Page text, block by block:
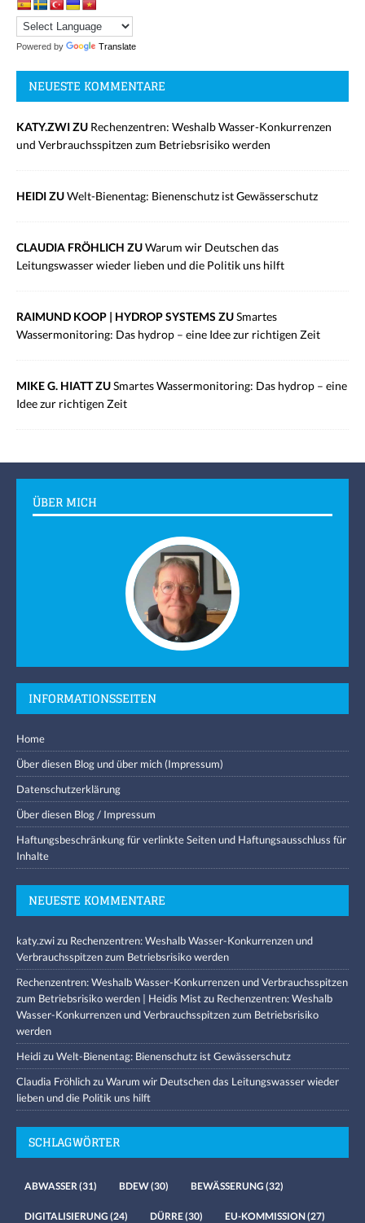
Powered by Translate
NEUESTE KOMMENTARE
KATY.ZWI ZU Rechenzentren: Weshalb Wasser-Konkurrenzen
und Verbrauchsspitzen zum Betriebsrisiko werden
HEIDI ZUWelt-Bienentag: Bienenschutz ist Gewässerschutz
CLAUDIA FRÖHLICH ZUWarum wir Deutschen das
Leitungswasser wieder lieben und die Politik uns hilft
RAIMUND KOOP | HYDROP SYSTEMS ZUSmartes
Wassermonitoring: Das hydrop – eine Idee zur richtigen Zeit
MIKE G. HIATT ZUSmartes Wassermonitoring: Das hydrop – eine
Idee zur richtigen Zeit
ÜBER MICH
INFORMATIONSSEITEN
Home
Über diesen Blog und über mich (Impressum)
Datenschutzerklärung
Über diesen Blog / Impressum
Haftungsbeschränkung für verlinkte Seiten und Haftungsausschluss für
Inhalte
NEUESTE KOMMENTARE
katy.zwizu Rechenzentren: Weshalb Wasser-Konkurrenzen und
Verbrauchsspitzen zum Betriebsrisiko werden
Rechenzentren: Weshalb Wasser-Konkurrenzen und Verbrauchsspitzen
zum Betriebsrisiko werden | Heidis Mistzu Rechenzentren: Weshalb
Wasser-Konkurrenzen und Verbrauchsspitzen zum Betriebsrisiko
werden
HeidizuWelt-Bienentag: Bienenschutz ist Gewässerschutz
Claudia FröhlichzuWarum wir Deutschen das Leitungswasser wieder
lieben und die Politik uns hilft
SCHLAGWÖRTER
ABWASSER (31) BDEW(30) BEWÄSSERUNG (32)
DIGITALISIERUNG (24) DÜRRE(30) EU-KOMMISSION(27)